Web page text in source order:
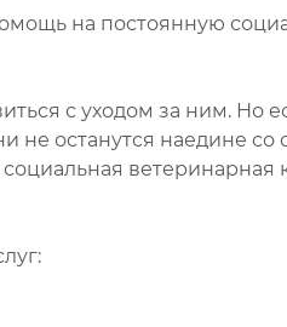
на постоянную
с уходом за ним. Но
не останутся наедине со
ветеринарная